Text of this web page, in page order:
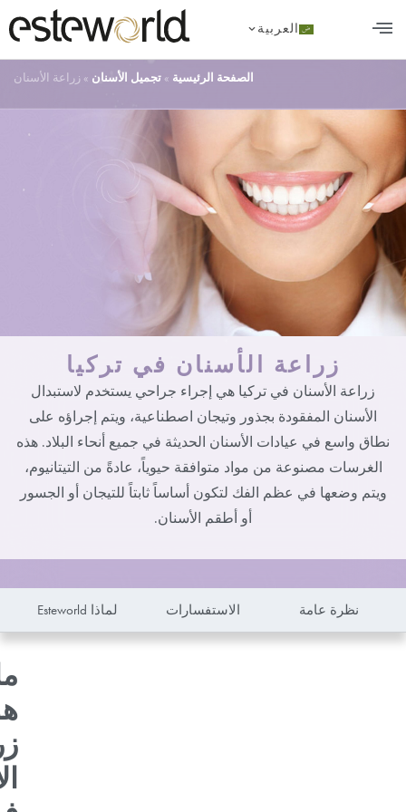
العربية
الصفحة الرئيسية » تجميل الأسنان » زراعة الأسنان
زراعة الأسنان في تركيا
زراعة الأسنان في تركيا هي إجراء جراحي يستخدم لاستبدال
الأسنان المفقودة بجذور وتيجان اصطناعية، ويتم إجراؤه على
نطاق واسع في عيادات الأسنان الحديثة في جميع أنحاء البلاد. هذه
الغرسات مصنوعة من مواد متوافقة حيوياً، عادةً من التيتانيوم،
ويتم وضعها في عظم الفك لتكون أساساً ثابتاً للتيجان أو الجسور
أو أطقم الأسنان.
نظرة عامة الاستفسارات لماذا Esteworld